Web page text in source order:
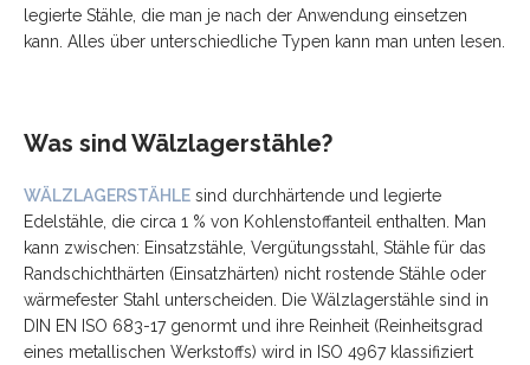
legierte Stähle, die man je nach der Anwendung einsetzen
kann. Alles über unterschiedliche Typen kann man unten lesen.
Was sind Wälzlagerstähle?
WÄLZLAGERSTÄHLE sind durchhärtende und legierte
Edelstähle, die circa 1 % von Kohlenstoffanteil enthalten. Man
kann zwischen: Einsatzstähle, Vergütungsstahl, Stähle für das
Randschichthärten (Einsatzhärten) nicht rostende Stähle oder
wärmefester Stahl unterscheiden. Die Wälzlagerstähle sind in
DIN EN ISO 683-17 genormt und ihre Reinheit (Reinheitsgrad
eines metallischen Werkstoffs) wird in ISO 4967 klassifiziert